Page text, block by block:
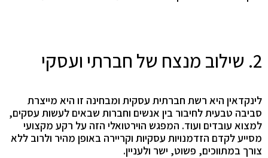
2. שילוב מנצח של חברתי ועסקי
לינקדאין היא רשת חברתית עסקית ומבחינה זו היא מייצרת
סביבה טבעית לחיבור בין אנשים וחברות שבאים לעשות עסקים,
למצוא עובדים ועוד. המפגש הוירטואלי הזה על רקע מקצועי
מסייע לקדם הזדמנויות עסקיות וקריירה באופן מהיר ולרוב ללא
צורך במתווכים, פשוט, ישר ולעניין.